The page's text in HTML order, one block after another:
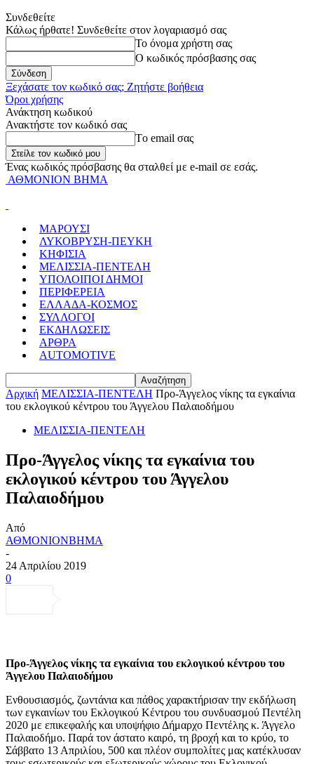
Συνδεθείτε
Κάλως ήρθατε! Συνδεθείτε στον λογαριασμό σας
Το όνομα χρήστη σας
Ο κωδικός πρόσβασης σας
Ξεχάσατε τον κωδικό σας; Ζητήστε βοήθεια
Όροι χρήσης
Ανάκτηση κωδικού
Ανακτήστε τον κωδικό σας
Tο email σας
Ένας κωδικός πρόσβασης θα σταλθεί με e-mail σε εσάς.
ΑΘΜΟΝΙΟΝ ΒΗΜΑ
ΜΑΡΟΥΣΙ
ΛΥΚΟΒΡΥΣΗ-ΠΕΥΚΗ
ΚΗΦΙΣΙΑ
ΜΕΛΙΣΣΙΑ-ΠΕΝΤΕΛΗ
ΥΠΟΛΟΙΠΟΙ ΔΗΜΟΙ
ΠΕΡΙΦΕΡΕΙΑ
ΕΛΛΑΔΑ-ΚΟΣΜΟΣ
ΣΥΛΛΟΓΟΙ
ΕΚΔΗΛΩΣΕΙΣ
ΑΡΘΡΑ
AUTOMOTIVE
Αρχική ΜΕΛΙΣΣΙΑ-ΠΕΝΤΕΛΗ Προ-Άγγελος νίκης τα εγκαίνια
του εκλογικού κέντρου του Άγγελου Παλαιοδήμου
ΜΕΛΙΣΣΙΑ-ΠΕΝΤΕΛΗ
Προ-Άγγελος νίκης τα εγκαίνια του
εκλογικού κέντρου του Άγγελου
Παλαιοδήμου
Από
ΑΘΜΟΝΙΟΝΒΗΜΑ
-
24 Απριλίου 2019
0
Προ-Άγγελος νίκης τα εγκαίνια του εκλογικού κέντρου του
Άγγελου Παλαιοδήμου
Ενθουσιασμός, ζωντάνια και πάθος χαρακτήρισαν την εκδήλωση
των εγκαινίων του Εκλογικού Κέντρου του συνδυασμού Πεντέλη
2020 με επικεφαλής και υποψήφιο Δήμαρχο Πεντέλης κ. Άγγελο
Παλαιοδήμο. Παρά τον άστατο καιρό, τη βροχή και το κρύο, το
Σάββατο 13 Απριλίου, 500 και πλέον συμπολίτες μας κατέκλυσαν